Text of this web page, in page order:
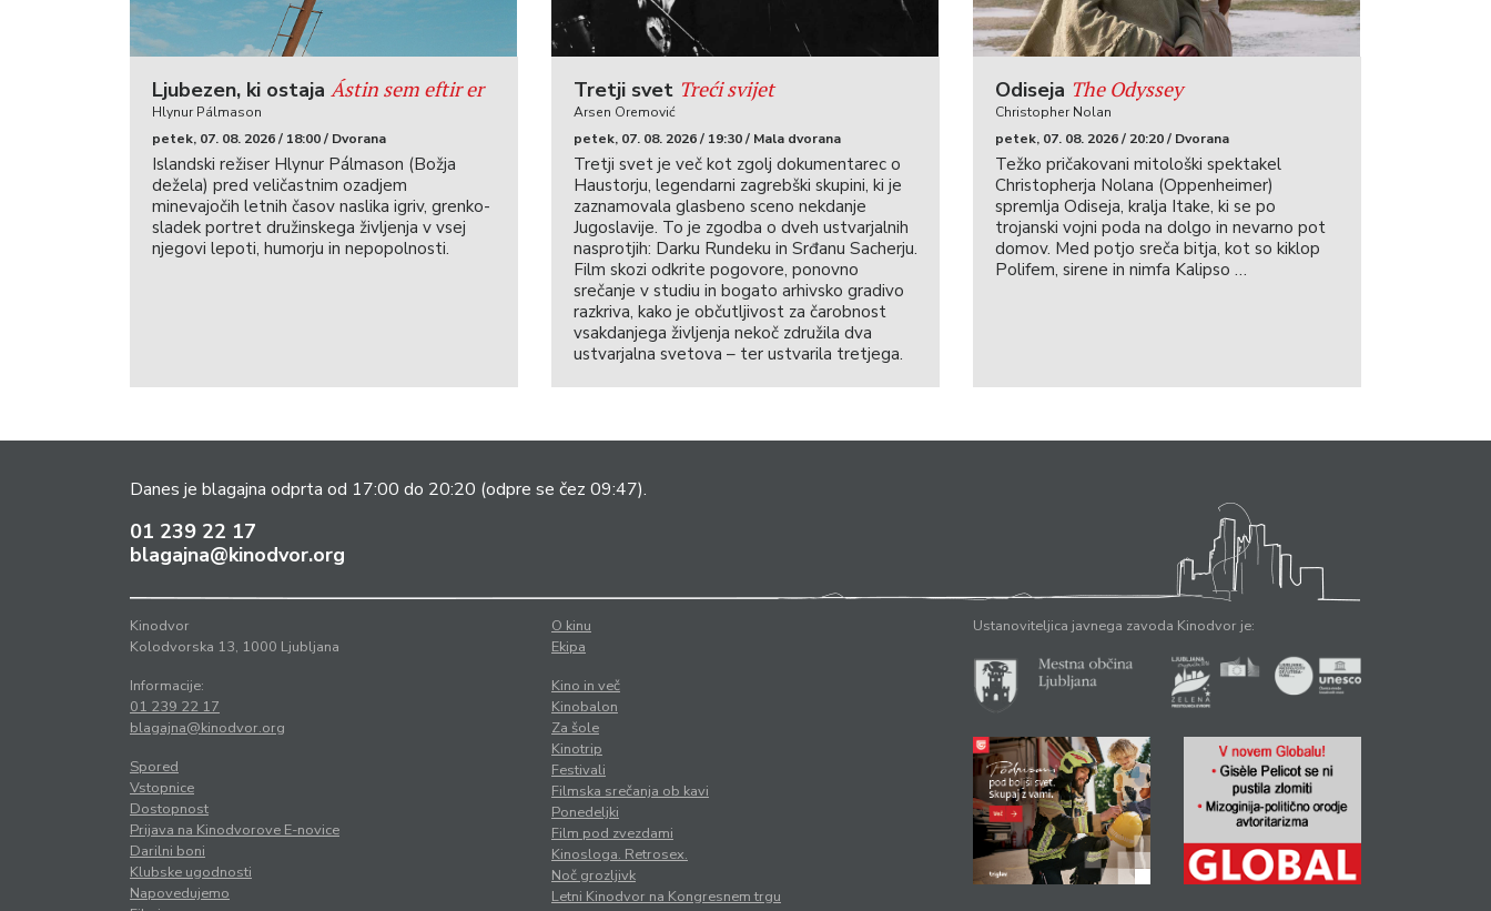
Ljubezen, ki ostaja Ástin sem eftir er
Hlynur Pálmason
petek, 07. 08. 2026 / 18:00 / Dvorana
Islandski režiser Hlynur Pálmason (Božja
dežela) pred veličastnim ozadjem
minevajočih letnih časov naslika igriv, grenko-
sladek portret družinskega življenja v vsej
njegovi lepoti, humorju in nepopolnosti.
Tretji svet Treći svijet
Arsen Oremović
petek, 07. 08. 2026 / 19:30 / Mala dvorana
Tretji svet je več kot zgolj dokumentarec o
Haustorju, legendarni zagrebški skupini, ki je
zaznamovala glasbeno sceno nekdanje
Jugoslavije. To je zgodba o dveh ustvarjalnih
nasprotjih: Darku Rundeku in Srđanu Sacherju.
Film skozi odkrite pogovore, ponovno
srečanje v studiu in bogato arhivsko gradivo
razkriva, kako je občutljivost za čarobnost
vsakdanjega življenja nekoč združila dva
ustvarjalna svetova – ter ustvarila tretjega.
Odiseja The Odyssey
Christopher Nolan
petek, 07. 08. 2026 / 20:20 / Dvorana
Težko pričakovani mitološki spektakel
Christopherja Nolana (Oppenheimer)
spremlja Odiseja, kralja Itake, ki se po
trojanski vojni poda na dolgo in nevarno pot
domov. Med potjo sreča bitja, kot so kiklop
Polifem, sirene in nimfa Kalipso …
Danes je blagajna odprta od 17:00 do 20:20 (odpre se čez 09:47).
01 239 22 17
blagajna@kinodvor.org
Kinodvor
Kolodvorska 13, 1000 Ljubljana
Informacije:
01 239 22 17
blagajna@kinodvor.org
Spored
Vstopnice
Dostopnost
Prijava na Kinodvorove E-novice
Darilni boni
Klubske ugodnosti
Napovedujemo
O kinu
Ekipa
Kino in več
Kinobalon
Za šole
Kinotrip
Festivali
Filmska srečanja ob kavi
Ponedeljki
Film pod zvezdami
Kinosloga. Retrosex.
Noč grozljivk
Letni Kinodvor na Kongresnem trgu
Ustanoviteljica javnega zavoda Kinodvor je: